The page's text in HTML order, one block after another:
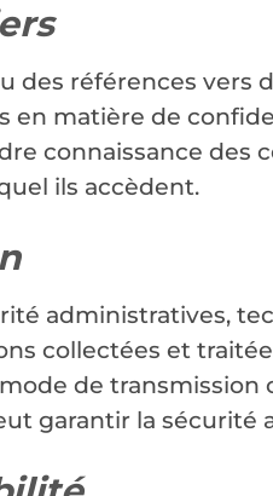
des références vers
en matière de
connaissance
ils accèdent.
administratives,
collectées et
de
garantir la sécurité